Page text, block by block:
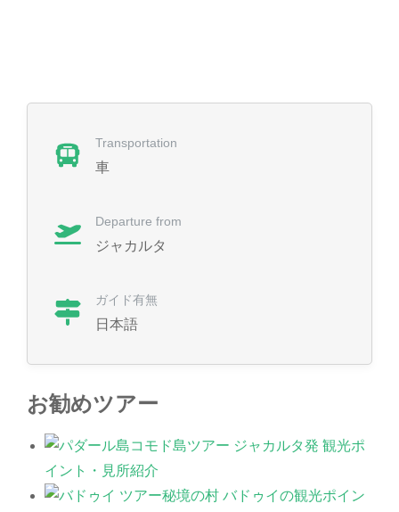
Transportation
車
Departure from
ジャカルタ
ガイド有無
日本語
お勧めツアー
コモド島ツアー ジャカルタ発 観光ポ
イント・見所紹介
秘境の村 バドゥイの観光ポイン